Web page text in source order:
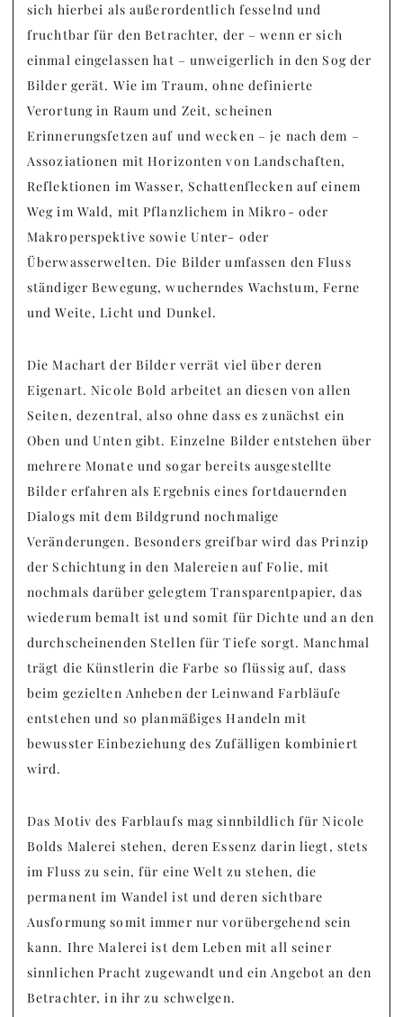
sich hierbei als außerordentlich fesselnd und
fruchtbar für den Betrachter, der – wenn er sich
einmal eingelassen hat – unweigerlich in den Sog der
Bilder gerät. Wie im Traum, ohne definierte
Verortung in Raum und Zeit, scheinen
Erinnerungsfetzen auf und wecken – je nach dem –
Assoziationen mit Horizonten von Landschaften,
Reflektionen im Wasser, Schattenflecken auf einem
Weg im Wald, mit Pflanzlichem in Mikro- oder
Makroperspektive sowie Unter- oder
Überwasserwelten. Die Bilder umfassen den Fluss
ständiger Bewegung, wucherndes Wachstum, Ferne
und Weite, Licht und Dunkel.
Die Machart der Bilder verrät viel über deren
Eigenart. Nicole Bold arbeitet an diesen von allen
Seiten, dezentral, also ohne dass es zunächst ein
Oben und Unten gibt. Einzelne Bilder entstehen über
mehrere Monate und sogar bereits ausgestellte
Bilder erfahren als Ergebnis eines fortdauernden
Dialogs mit dem Bildgrund nochmalige
Veränderungen. Besonders greifbar wird das Prinzip
der Schichtung in den Malereien auf Folie, mit
nochmals darüber gelegtem Transparentpapier, das
wiederum bemalt ist und somit für Dichte und an den
durchscheinenden Stellen für Tiefe sorgt. Manchmal
trägt die Künstlerin die Farbe so flüssig auf, dass
beim gezielten Anheben der Leinwand Farbläufe
entstehen und so planmäßiges Handeln mit
bewusster Einbeziehung des Zufälligen kombiniert
wird.
Das Motiv des Farblaufs mag sinnbildlich für Nicole
Bolds Malerei stehen, deren Essenz darin liegt, stets
im Fluss zu sein, für eine Welt zu stehen, die
permanent im Wandel ist und deren sichtbare
Ausformung somit immer nur vorübergehend sein
kann. Ihre Malerei ist dem Leben mit all seiner
sinnlichen Pracht zugewandt und ein Angebot an den
Betrachter, in ihr zu schwelgen.